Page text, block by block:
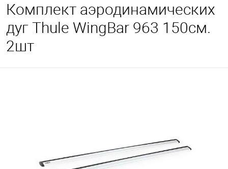
Комплект аэродинамических
дуг Thule WingBar 963 150см.
2шт